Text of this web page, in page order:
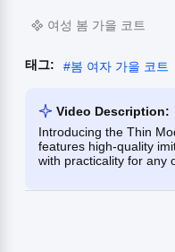
여성 봄 가을 코트
태그: #봄 여자 가을 코트
Video Description:
Introducing the Thin
features high-quality
with practicality for any